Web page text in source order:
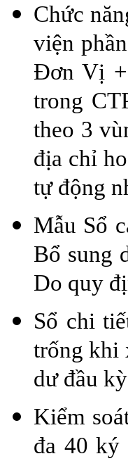
Chức
viện
Đơn Vị
trong
theo 3
địa chỉ
tự động
Mẫu Sổ
Bổ sung
Do quy
Sổ chi
trống khi
dư đầu
Kiểm
đa 40 ký